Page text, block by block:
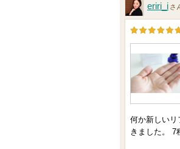
eriri_i さ
何か新しいリ
きました。 7